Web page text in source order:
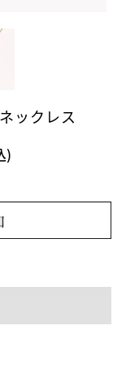
ックレス
)